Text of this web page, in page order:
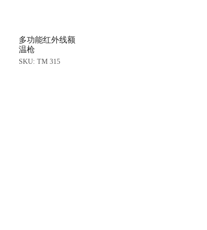
多功能红外线额
温枪
SKU: TM 315